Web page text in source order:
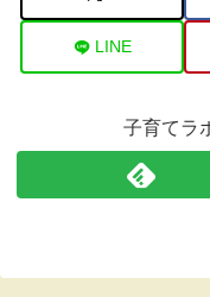
LINE
子育てラ